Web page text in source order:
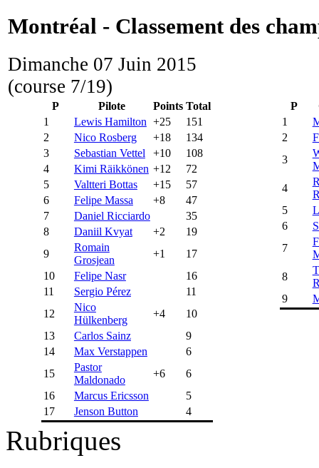
Montréal - Classement des
Dimanche 07 Juin 2015
(course 7/19)
P Pilote Points Total
1
Lewis Hamilton +25
151
2
Nico Rosberg +18
134
3
Sebastian Vettel +10
108
4
Kimi Räikkönen +12
72
5
Valtteri Bottas +15
57
6
Felipe Massa +8
47
7
Daniel Ricciardo
35
8
Daniil Kvyat +2
19
9
Romain
Grosjean
+1
17
10
Felipe Nasr
16
11
Sergio Pérez
11
12
Nico
Hülkenberg
+4
10
13
Carlos Sainz
9
14
Max Verstappen
6
15
Pastor
Maldonado
+6
6
16
Marcus Ericsson
5
17
Jenson Button 4
P
1
2
3
4
5
6
7
8
9
Rubriques